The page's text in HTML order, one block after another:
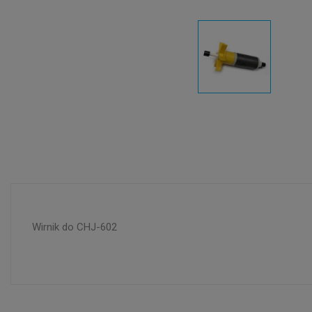
Wirnik do CHJ-602